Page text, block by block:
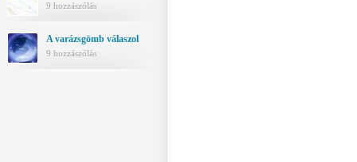
9 hozzászólás
A varázsgömb válaszol
9 hozzászólás